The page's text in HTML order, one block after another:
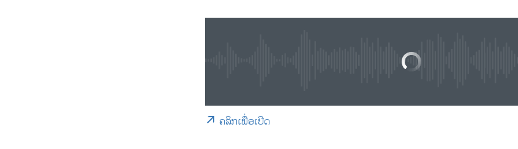
No media source currently available
0:00
ຄລິກເພື່ອເປີດ